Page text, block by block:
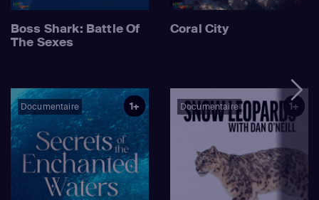
Boss Shark: Battle Of
The Sexes
Coral City
Documentaire 1+ Documentaire 1+